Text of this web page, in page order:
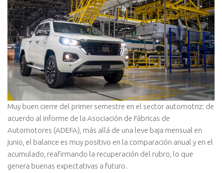
Muy buen cierre del primer semestre en el sector automotriz: de
acuerdo al informe de la Asociación de Fábricas de
Automotores (ADEFA), más allá de una leve baja mensual en
junio, el balance es muy positivo en la comparación anual y en el
acumulado, reafirmando la recuperación del rubro, lo que
genera buenas expectativas a futuro.